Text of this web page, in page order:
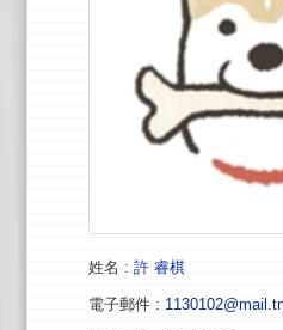
姓名 :許 睿棋
電子郵件 :